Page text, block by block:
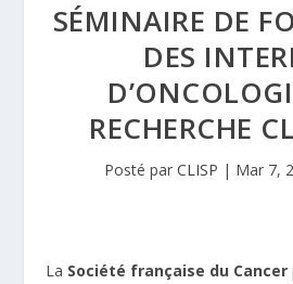
SÉMINAIRE DE
DES
RECHERCHE
Posté par CLISP | Mar 7,
La Société française du Cancer